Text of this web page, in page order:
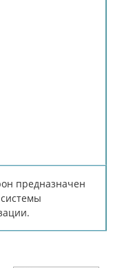
предназначен